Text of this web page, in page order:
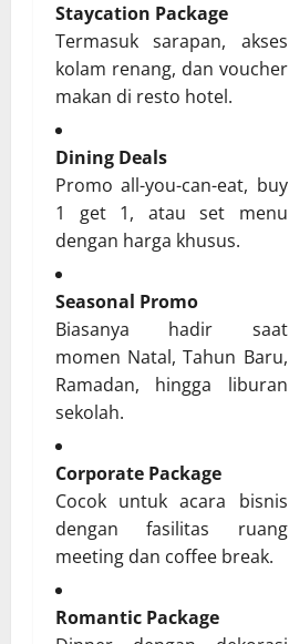
Staycation Package
Termasuk sarapan, akses
kolam renang, dan voucher
makan di resto hotel.
Dining Deals
Promo all-you-can-eat, buy
1 get 1, atau set menu
dengan harga khusus.
Seasonal Promo
Biasanya hadir saat
momen Natal, Tahun Baru,
Ramadan, hingga liburan
sekolah.
Corporate Package
Cocok untuk acara bisnis
dengan fasilitas ruang
meeting dan coffee break.
Romantic Package